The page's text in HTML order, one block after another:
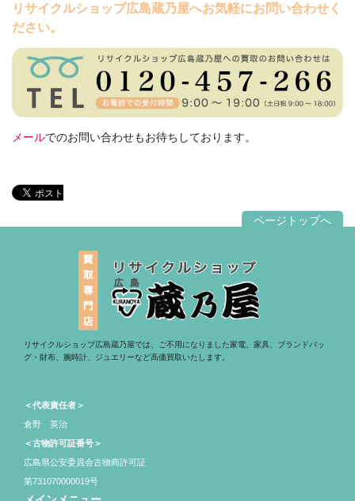
リサイクルショップ広島蔵乃屋へお気軽にお問い合わせく
ださい。
メールでのお問い合わせもお待ちしております。
ページトップへ
リサイクルショップ広島蔵乃屋では、ご不用になりました家電、家具、ブランドバッ
グ・財布、腕時計、ジュエリーなど高価買取いたします。
＜代表責任者＞
倉野 英治
＜古物許可証番号＞
広島県公安委員会古物商許可証
第731070000019号